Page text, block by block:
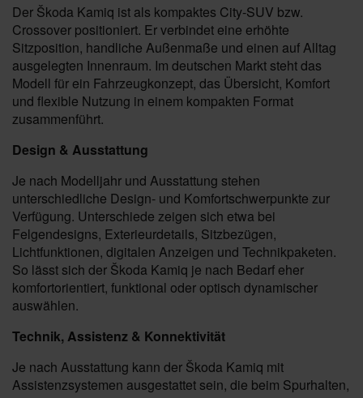
Der Škoda Kamiq ist als kompaktes City-SUV bzw.
Crossover positioniert. Er verbindet eine erhöhte
Sitzposition, handliche Außenmaße und einen auf Alltag
ausgelegten Innenraum. Im deutschen Markt steht das
Modell für ein Fahrzeugkonzept, das Übersicht, Komfort
und flexible Nutzung in einem kompakten Format
zusammenführt.
Design & Ausstattung
Je nach Modelljahr und Ausstattung stehen
unterschiedliche Design- und Komfortschwerpunkte zur
Verfügung. Unterschiede zeigen sich etwa bei
Felgendesigns, Exterieurdetails, Sitzbezügen,
Lichtfunktionen, digitalen Anzeigen und Technikpaketen.
So lässt sich der Škoda Kamiq je nach Bedarf eher
komfortorientiert, funktional oder optisch dynamischer
auswählen.
Technik, Assistenz & Konnektivität
Je nach Ausstattung kann der Škoda Kamiq mit
Assistenzsystemen ausgestattet sein, die beim Spurhalten,